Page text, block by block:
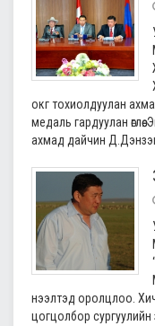
окг тохиолдуулан
медаль гардуулан
ахмад дайчин
нээлтэд оролцлоо.
цогцолбор